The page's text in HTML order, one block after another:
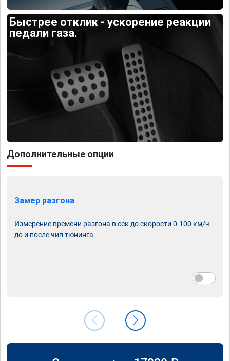
Быстрее отклик - ускорение реакции
педали газа.
Дополнительные опции
Замер разгона
Измерение времени разгона в сек до скорости 0-100 км/ч
до и после чип тюнинга